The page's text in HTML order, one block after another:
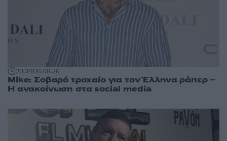
20:3406.08.26
Mike: Σοβαρό τροχαίο για τον Έλληνα ράπερ –
Η ανακοίνωση στα social media